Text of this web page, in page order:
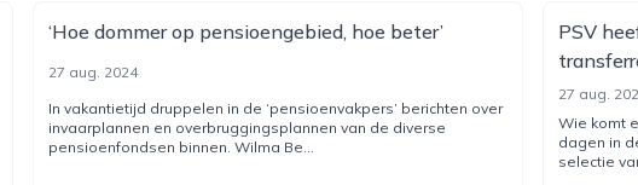
‘Hoe dommer op pensioengebied, hoe beter’
27 aug. 2024
In vakantietijd druppelen in de ‘pensioenvakpers’ berichten over
invaarplannen en overbruggingsplannen van de diverse
pensioenfondsen binnen. Wilma Be...
PSV
27 aug.
Wie komt
dagen in
selectie